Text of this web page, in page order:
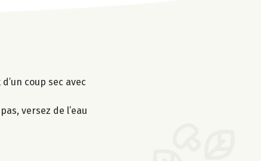
coup sec avec
versez de l’eau